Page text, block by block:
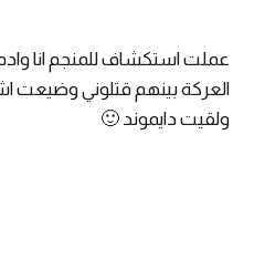
العركة بينهم قتلوني وضيعت
ولقيت دايموند 🙂